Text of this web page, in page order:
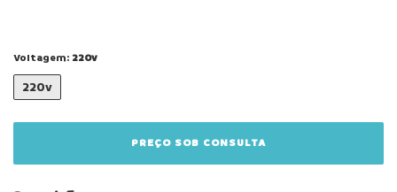
Voltagem: 220v
220v